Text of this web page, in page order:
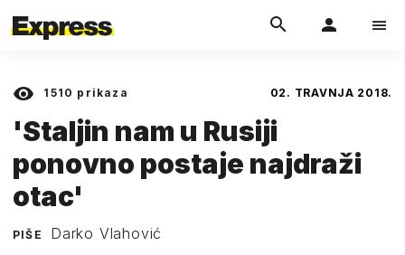
1510 prikaza 02. TRAVNJA 2018.
'Staljin nam u Rusiji
ponovno postaje najdraži
otac'
PIŠE Darko Vlahović